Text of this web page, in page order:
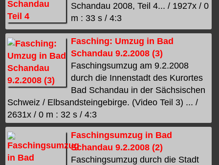
Schandau 2008, Teil 4... / 1927x / 0
m : 33 s / 4:3
Fasching: Umzug in Bad
Schandau 9.2.2008 (3)
Faschingsumzug am 9.2.2008
durch die Innenstadt des Kurortes
Bad Schandau in der Sächsischen
Schweiz / Elbsandsteingebirge. (Video Teil 3) ... /
2631x / 0 m : 32 s / 4:3
Faschingsumzug in Bad
Schandau 9.2.2008 (2)
Faschingsumzug durch die Stadt